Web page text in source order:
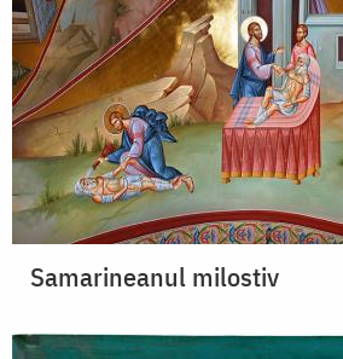
Samarineanul milostiv